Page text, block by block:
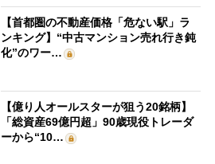
【首都圏の不動産価格「危ない駅」ラ
ンキング】“中古マンション売れ行き鈍
化”のワー…
【億り人オールスターが狙う20銘柄】
「総資産69億円超」90歳現役トレーダ
ーから“10…